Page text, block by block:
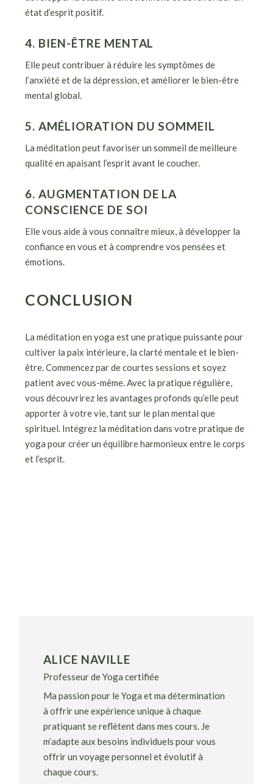
état d’esprit positif.
4. BIEN-ÊTRE MENTAL
Elle peut contribuer à réduire les symptômes de
l’anxiété et de la dépression, et améliorer le bien-être
mental global.
5. AMÉLIORATION DU SOMMEIL
La méditation peut favoriser un sommeil de meilleure
qualité en apaisant l’esprit avant le coucher.
6. AUGMENTATION DE LA
CONSCIENCE DE SOI
Elle vous aide à vous connaître mieux, à développer la
confiance en vous et à comprendre vos pensées et
émotions.
CONCLUSION
La méditation en yoga est une pratique puissante pour
cultiver la paix intérieure, la clarté mentale et le bien-
être. Commencez par de courtes sessions et soyez
patient avec vous-même. Avec la pratique régulière,
vous découvrirez les avantages profonds qu’elle peut
apporter à votre vie, tant sur le plan mental que
spirituel. Intégrez la méditation dans votre pratique de
yoga pour créer un équilibre harmonieux entre le corps
et l’esprit.
ALICE NAVILLE
Professeur de Yoga certifiée
Ma passion pour le Yoga et ma détermination
à offrir une expérience unique à chaque
pratiquant se reflètent dans mes cours. Je
m’adapte aux besoins individuels pour vous
offrir un voyage personnel et évolutif à
chaque cours.